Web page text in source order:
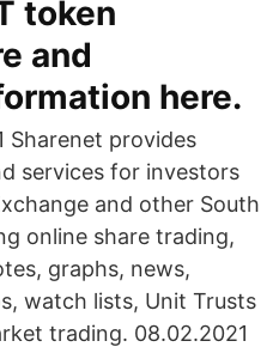
token
and
here.
Sharenet provides
services for investors
and other South
online share trading,
graphs, news,
watch lists, Unit Trusts
trading. 08.02.2021